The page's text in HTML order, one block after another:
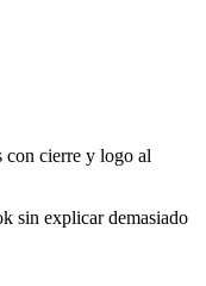
con cierre y logo al
sin explicar demasiado